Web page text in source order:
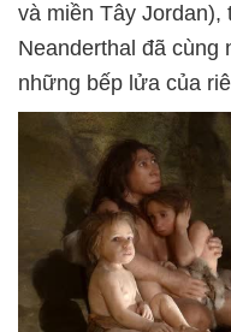
và miền Tây
Neanderthal đã cùng
những bếp lửa của